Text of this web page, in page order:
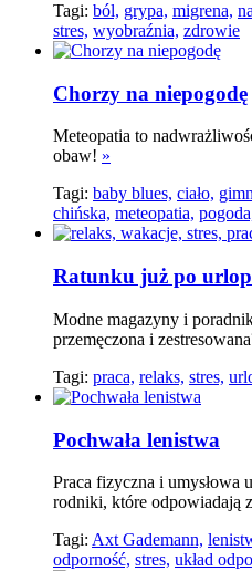
Tagi: ból, grypa, migrena,
stres, wyobraźnia, zdrowie
Chorzy na niepogodę
Meteopatia to
obaw! »
Tagi: baby blues, ciało,
chińska, meteopatia,
Ratunku już po
Modne magazyny i
przemęczona i
Tagi: praca, relaks, stres,
Pochwała lenistwa
Praca fizyczna i umysłowa
rodniki, które odpowiadają
Tagi: Axt Gademann,
odporność, stres, układ